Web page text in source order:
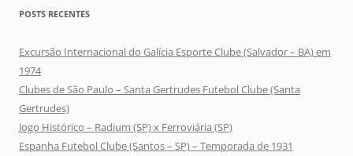
POSTS RECENTES
Excursão Internacional do Galícia Esporte Clube (Salvador – BA) em
1974
Clubes de São Paulo – Santa Gertrudes Futebol Clube (Santa
Gertrudes)
Jogo Histórico – Radium (SP) x Ferroviária (SP)
Espanha Futebol Clube (Santos – SP) – Temporada de 1931